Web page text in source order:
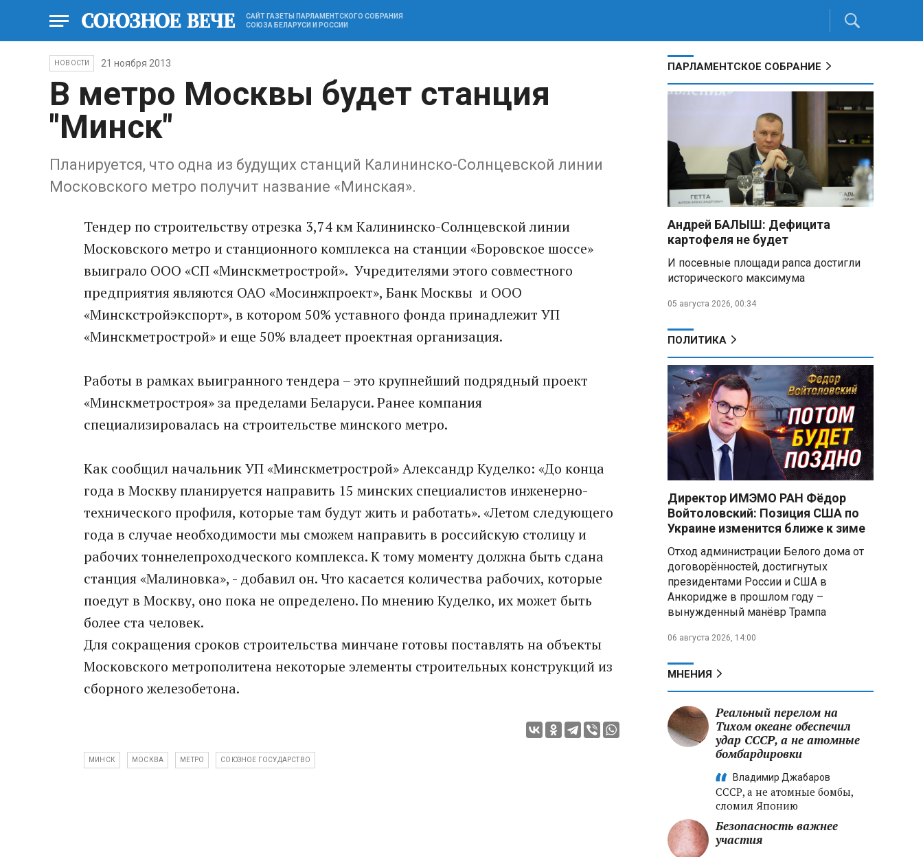
САЙТ ГАЗЕТЫ ПАРЛАМЕНТСКОГО СОБРАНИЯ
СОЮЗА БЕЛАРУСИ И РОССИИ
НОВОСТИ 21 ноября 2013
В метро Москвы будет станция
"Минск"
Планируется, что одна из будущих станций Калининско-Солнцевской линии
Московского метро получит название «Минская».
Тендер по строительству отрезка 3,74 км Калининско-Солнцевской линии
Московского метро и станционного комплекса на станции «Боровское шоссе»
выиграло ООО «СП «Минскметрострой». Учредителями этого совместного
предприятия являются ОАО «Мосинжпроект», Банк Москвы и ООО
«Минскстройэкспорт», в котором 50% уставного фонда принадлежит УП
«Минскметрострой» и еще 50% владеет проектная организация.
Работы в рамках выигранного тендера – это крупнейший подрядный проект
«Минскметростроя» за пределами Беларуси. Ранее компания
специализировалась на строительстве минского метро.
Как сообщил начальник УП «Минскметрострой» Александр Куделко: «До конца
года в Москву планируется направить 15 минских специалистов инженерно-
технического профиля, которые там будут жить и работать». «Летом следующего
года в случае необходимости мы сможем направить в российскую столицу и
рабочих тоннелепроходческого комплекса. К тому моменту должна быть сдана
станция «Малиновка», - добавил он. Что касается количества рабочих, которые
поедут в Москву, оно пока не определено. По мнению Куделко, их может быть
более ста человек.
Для сокращения сроков строительства минчане готовы поставлять на объекты
Московского метрополитена некоторые элементы строительных конструкций из
сборного железобетона.
МИНСК МОСКВА МЕТРО СОЮЗНОЕ ГОСУДАРСТВО
ПАРЛАМЕНТСКОЕ СОБРАНИЕ
Андрей БАЛЫШ: Дефицита
картофеля не будет
И посевные площади рапса достигли
исторического максимума
05 августа 2026, 00:34
ПОЛИТИКА
Директор ИМЭМО РАН Фёдор
Войтоловский: Позиция США по
Украине изменится ближе к зиме
Отход администрации Белого дома от
договорённостей, достигнутых
президентами России и США в
Анкоридже в прошлом году –
вынужденный манёвр Трампа
06 августа 2026, 14:00
МНЕНИЯ
Реальный перелом на
Тихом океане обеспечил
удар СССР, а не атомные
бомбардировки
Владимир Джабаров
СССР, а не атомные бомбы,
сломил Японию
Безопасность важнее
участия